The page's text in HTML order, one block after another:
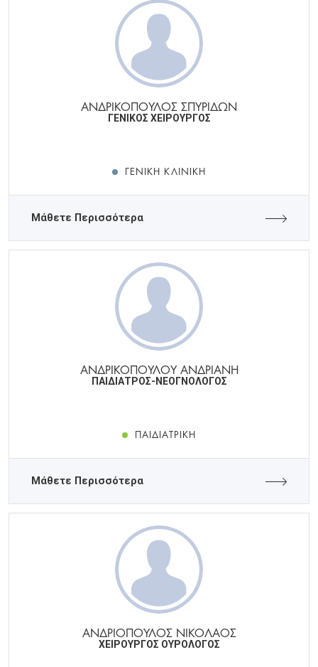
ΑΝΔΡΙΚΟΠΟΥΛΟΣ ΣΠΥΡΙΔΩΝ
ΓΕΝΙΚΟΣ ΧΕΙΡΟΥΡΓΟΣ
ΓΕΝΙΚΉ ΚΛΙΝΙΚΉ
Μάθετε Περισσότερα
ΑΝΔΡΙΚΟΠΟΥΛΟΥ ΑΝΔΡΙΑΝΗ
ΠΑΙΔΙΑΤΡΟΣ-ΝΕΟΓΝΟΛΟΓΟΣ
ΠΑΙΔΙΑΤΡΙΚΉ
Μάθετε Περισσότερα
ΑΝΔΡΙΟΠΟΥΛΟΣ ΝΙΚΟΛΑΟΣ
ΧΕΙΡΟΥΡΓΟΣ ΟΥΡΟΛΟΓΟΣ